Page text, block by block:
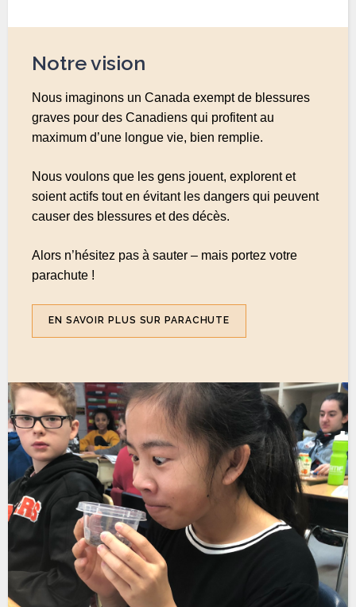
Notre vision
Nous imaginons un Canada exempt de blessures
graves pour des Canadiens qui profitent au
maximum d’une longue vie, bien remplie.
Nous voulons que les gens jouent, explorent et
soient actifs tout en évitant les dangers qui peuvent
causer des blessures et des décès.
Alors n’hésitez pas à sauter – mais portez votre
parachute !
EN SAVOIR PLUS SUR PARACHUTE